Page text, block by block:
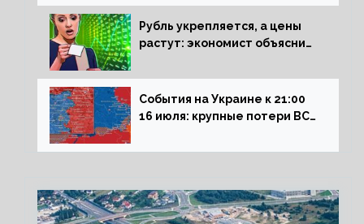
Рубль укрепляется, а цены
растут: экономист объяснил
на рынок РФ
События на Украине к 21:00
16 июля: крупные потери ВСУ
обстреливает Донбасс из